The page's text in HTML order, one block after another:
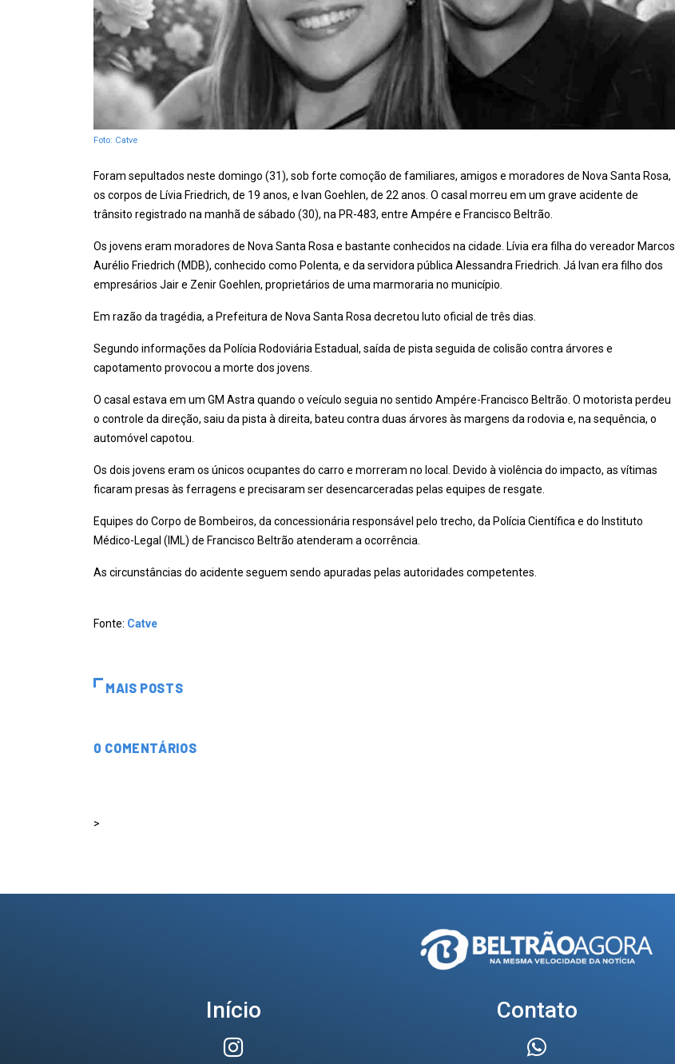
Foto: Catve
Foram sepultados neste domingo (31), sob forte comoção de familiares, amigos e moradores de Nova Santa Rosa,
os corpos de Lívia Friedrich, de 19 anos, e Ivan Goehlen, de 22 anos. O casal morreu em um grave acidente de
trânsito registrado na manhã de sábado (30), na PR-483, entre Ampére e Francisco Beltrão.
Os jovens eram moradores de Nova Santa Rosa e bastante conhecidos na cidade. Lívia era filha do vereador Marcos
Aurélio Friedrich (MDB), conhecido como Polenta, e da servidora pública Alessandra Friedrich. Já Ivan era filho dos
empresários Jair e Zenir Goehlen, proprietários de uma marmoraria no município.
Em razão da tragédia, a Prefeitura de Nova Santa Rosa decretou luto oficial de três dias.
Segundo informações da Polícia Rodoviária Estadual, saída de pista seguida de colisão contra árvores e
capotamento provocou a morte dos jovens.
O casal estava em um GM Astra quando o veículo seguia no sentido Ampére-Francisco Beltrão. O motorista perdeu
o controle da direção, saiu da pista à direita, bateu contra duas árvores às margens da rodovia e, na sequência, o
automóvel capotou.
Os dois jovens eram os únicos ocupantes do carro e morreram no local. Devido à violência do impacto, as vítimas
ficaram presas às ferragens e precisaram ser desencarceradas pelas equipes de resgate.
Equipes do Corpo de Bombeiros, da concessionária responsável pelo trecho, da Polícia Científica e do Instituto
Médico-Legal (IML) de Francisco Beltrão atenderam a ocorrência.
As circunstâncias do acidente seguem sendo apuradas pelas autoridades competentes.
Fonte: Catve
MAIS POSTS
0 COMENTÁRIOS
>
Início Contato